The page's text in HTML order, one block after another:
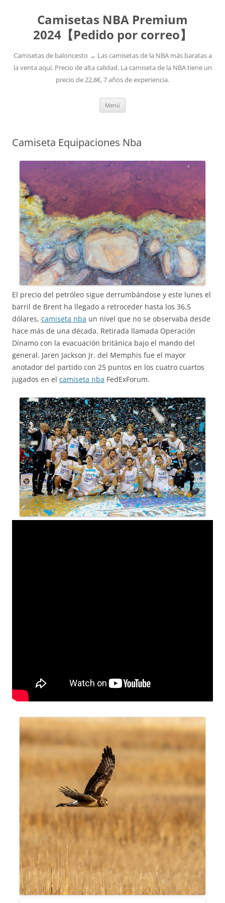
Camisetas NBA Premium
2024【Pedido por correo】
Camisetas de baloncesto → Las camisetas de la NBA más baratas a
la venta aquí. Precio de alta calidad. La camiseta de la NBA tiene un
precio de 22,8€, 7 años de experiencia.
Menú
Camiseta Equipaciones Nba
El precio del petróleo sigue derrumbándose y este lunes el
barril de Brent ha llegado a retroceder hasta los 36,5
dólares, camiseta nba un nivel que no se observaba desde
hace más de una década. Retirada llamada Operación
Dínamo con la evacuación británica bajo el mando del
general. Jaren Jackson Jr. del Memphis fue el mayor
anotador del partido con 25 puntos en los cuatro cuartos
jugados en el camiseta nba FedExForum.